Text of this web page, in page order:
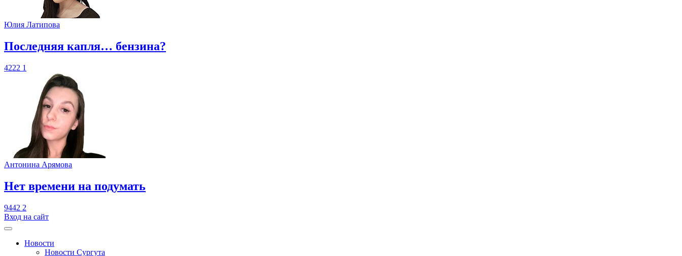
Юлия Латипова
​Последняя капля… бензина?
4222 1
Антонина Арямова
​Нет времени на подумать
9442 2
Вход на сайт
Новости
Новости Сургута